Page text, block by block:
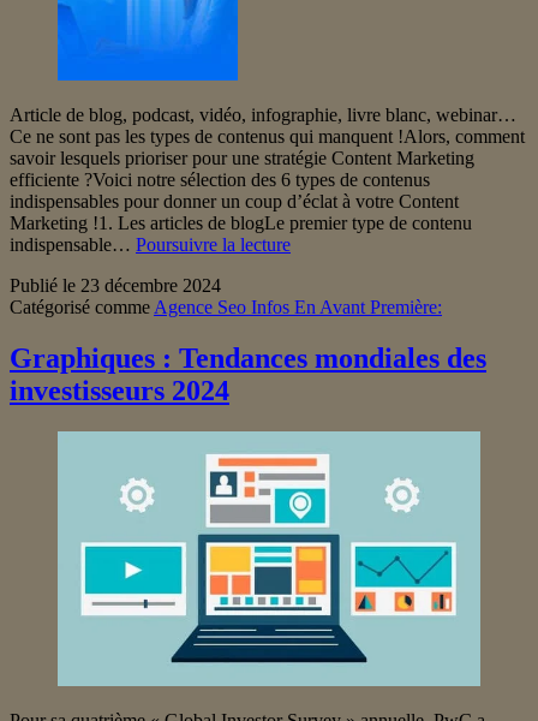
Article de blog, podcast, vidéo, infographie, livre blanc, webinar…
Ce ne sont pas les types de contenus qui manquent !Alors, comment
savoir lesquels prioriser pour une stratégie Content Marketing
efficiente ?Voici notre sélection des 6 types de contenus
indispensables pour donner un coup d’éclat à votre Content
Marketing !1. Les articles de blogLe premier type de contenu
indispensable… Poursuivre la lecture6
contenus
à
votre
Content
Marketing
Publié le 23 décembre 2024
Catégorisé comme Agence Seo Infos En Avant Première:
Graphiques : Tendances mondiales des
investisseurs 2024